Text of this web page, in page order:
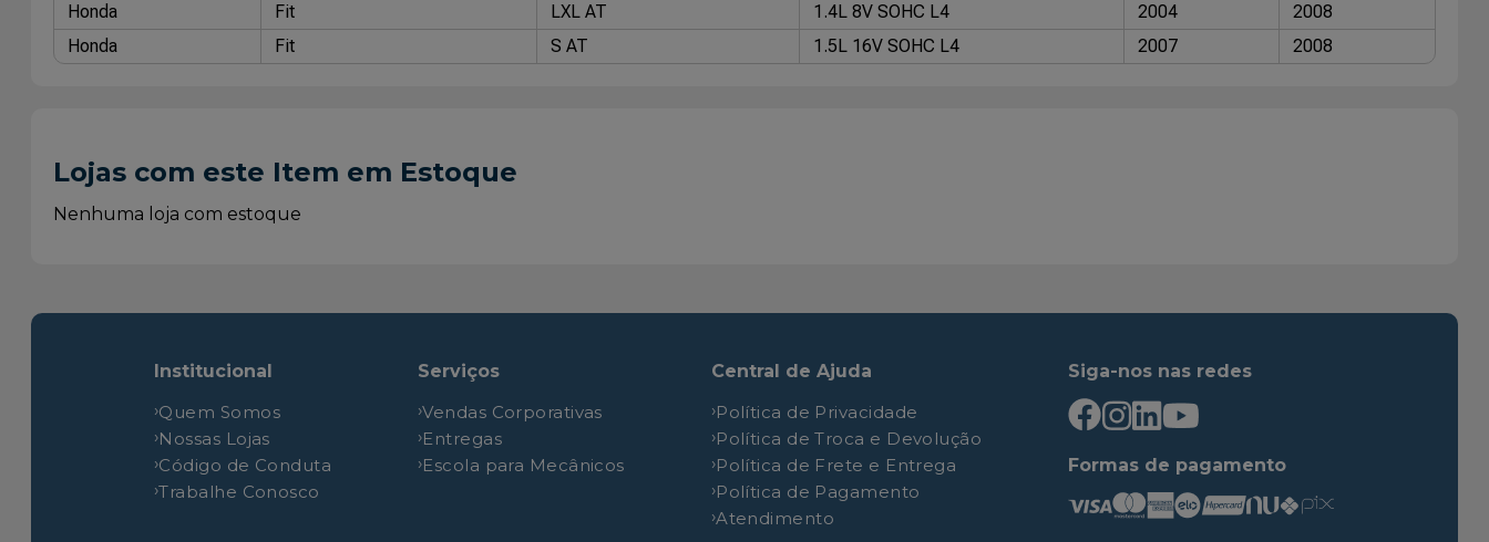
Honda
Fit LXL AT 1.4L 8V SOHC L4 2004
2008
Honda
Fit S AT 1.5L 16V SOHC L4 2007 2008
Lojas com este Item em Estoque
Nenhuma loja com estoque
Institucional
Quem Somos
Nossas Lojas
Código de Conduta
Trabalhe Conosco
Serviços
Vendas Corporativas
Entregas
Escola para Mecânicos
Central de Ajuda
Política de Privacidade
Política de Troca e Devolução
Política de Frete e Entrega
Política de Pagamento
Atendimento
Siga-nos nas redes
Formas de pagamento